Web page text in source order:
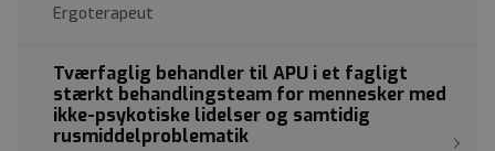
Ergoterapeut
Tværfaglig behandler til APU i et fagligt
stærkt behandlingsteam for mennesker med
ikke-psykotiske lidelser og samtidig
rusmiddelproblematik